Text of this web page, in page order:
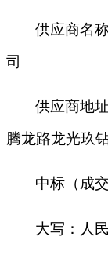
供应商名
司
供应商地址
腾龙路龙光玖
中标（成
大写：人